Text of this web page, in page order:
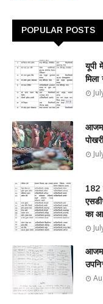
POPULAR POSTS
यूपी
182
का